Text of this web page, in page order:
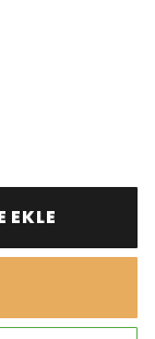
EKLE